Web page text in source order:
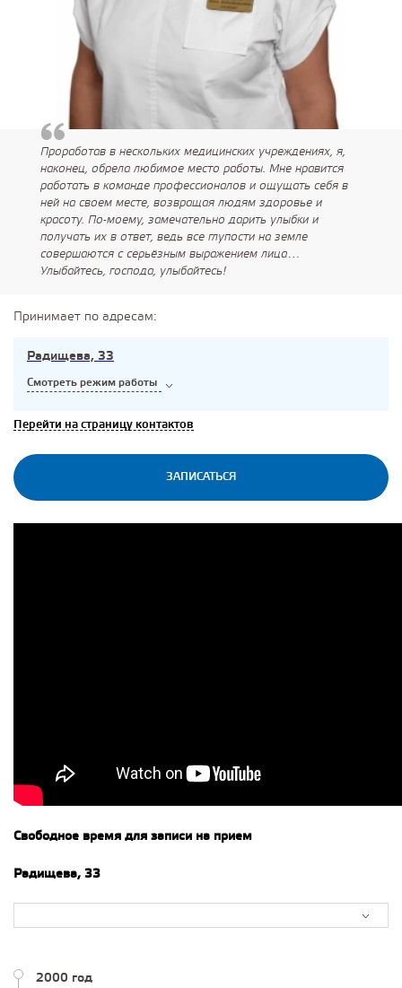
Проработав в нескольких медицинских учреждениях, я,
наконец, обрела любимое место работы. Мне нравится
работать в команде профессионалов и ощущать себя в
ней на своем месте, возвращая людям здоровье и
красоту. По-моему, замечательно дарить улыбки и
получать их в ответ, ведь все глупости на земле
совершаются с серьёзным выражением лица…
Улыбайтесь, господа, улыбайтесь!
Принимает по адресам:
Радищева, 33
Смотреть режим работы
Перейти на страницу контактов
ЗАПИСАТЬСЯ
Свободное время для записи на прием
Радищева, 33
2000 год